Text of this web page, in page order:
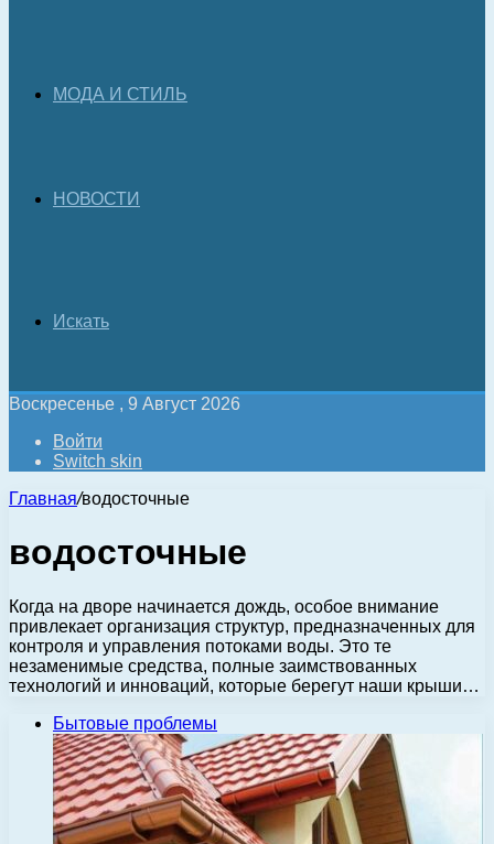
МОДА И СТИЛЬ
НОВОСТИ
Искать
Воскресенье , 9 Август 2026
Войти
Switch skin
Главная/водосточные
водосточные
Когда на дворе начинается дождь, особое внимание
привлекает организация структур, предназначенных для
контроля и управления потоками воды. Это те
незаменимые средства, полные заимствованных
технологий и инноваций, которые берегут наши крыши…
Бытовые проблемы